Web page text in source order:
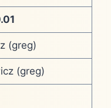
(greg)
(greg)